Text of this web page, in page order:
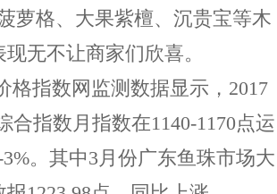
萝格、大果紫檀、沉贵宝等木
无不让商家们欣喜。
格指数网监测数据显示，2017
合指数月指数在1140-1170点运
。其中3月份广东鱼珠市场大